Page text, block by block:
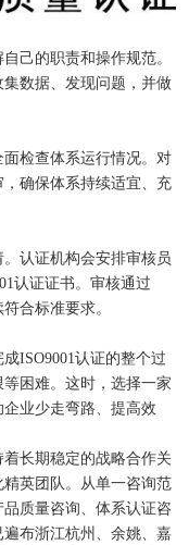
己的职责和操作规范。
数据、发现问题，并做
检查体系运行情况。对
确保体系持续适宜、充
认证机构会安排审核员
认证证书。审核通过
合标准要求。
ISO9001认证的整个过
困难。这时，选择一家
业少走弯路、提高效
长期稳定的战略合作关
英团队。从单一咨询范
质量咨询、体系认证咨
布浙江杭州、余姚、嘉